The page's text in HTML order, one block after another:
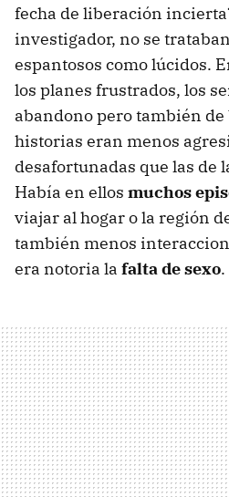
fecha de liberación
investigador, no se
espantosos como lúcidos.
los planes frustrados, los
abandono pero también
historias eran menos
desafortunadas que las de
Había en ellos muchos
viajar al hogar o la región
también menos
era notoria la falta de sexo.